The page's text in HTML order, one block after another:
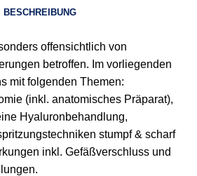
BESCHREIBUNG
offensichtlich von
betroffen. Im vorliegenden
mit folgenden Themen:
(inkl. anatomisches Präparat),
Hyaluronbehandlung,
stumpf & scharf
inkl. Gefäßverschluss und